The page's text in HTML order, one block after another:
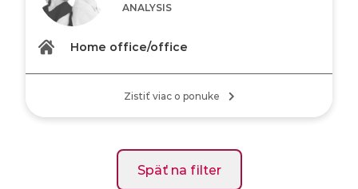
ANALYSIS
Home office/office
Zistiť viac o ponuke
Späť na filter